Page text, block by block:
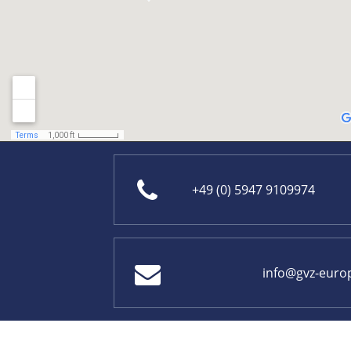
+49 (0) 5947 9109974
info@gvz-